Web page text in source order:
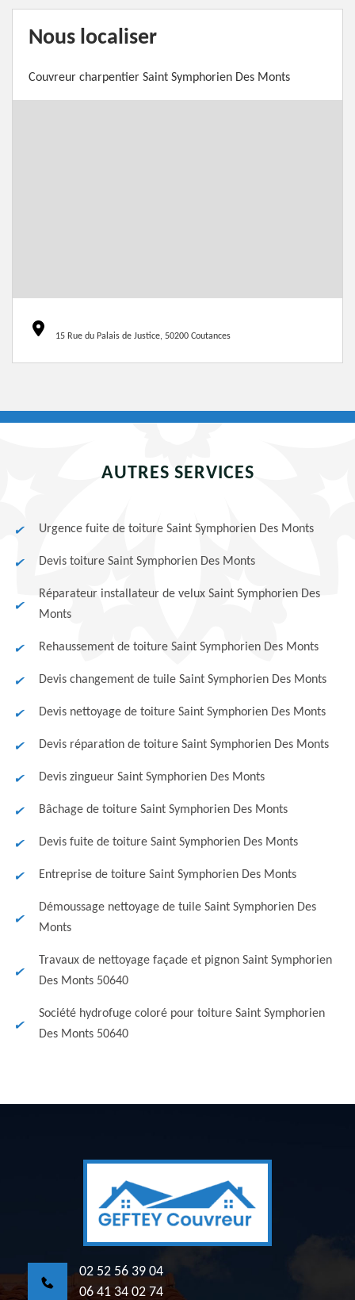
Nous localiser
Couvreur charpentier Saint Symphorien Des Monts
15 Rue du Palais de Justice, 50200 Coutances
AUTRES SERVICES
Urgence fuite de toiture Saint Symphorien Des Monts
Devis toiture Saint Symphorien Des Monts
Réparateur installateur de velux Saint Symphorien Des
Monts
Rehaussement de toiture Saint Symphorien Des Monts
Devis changement de tuile Saint Symphorien Des Monts
Devis nettoyage de toiture Saint Symphorien Des Monts
Devis réparation de toiture Saint Symphorien Des Monts
Devis zingueur Saint Symphorien Des Monts
Bâchage de toiture Saint Symphorien Des Monts
Devis fuite de toiture Saint Symphorien Des Monts
Entreprise de toiture Saint Symphorien Des Monts
Démoussage nettoyage de tuile Saint Symphorien Des
Monts
Travaux de nettoyage façade et pignon Saint Symphorien
Des Monts 50640
Société hydrofuge coloré pour toiture Saint Symphorien
Des Monts 50640
02 52 56 39 04
06 41 34 02 74